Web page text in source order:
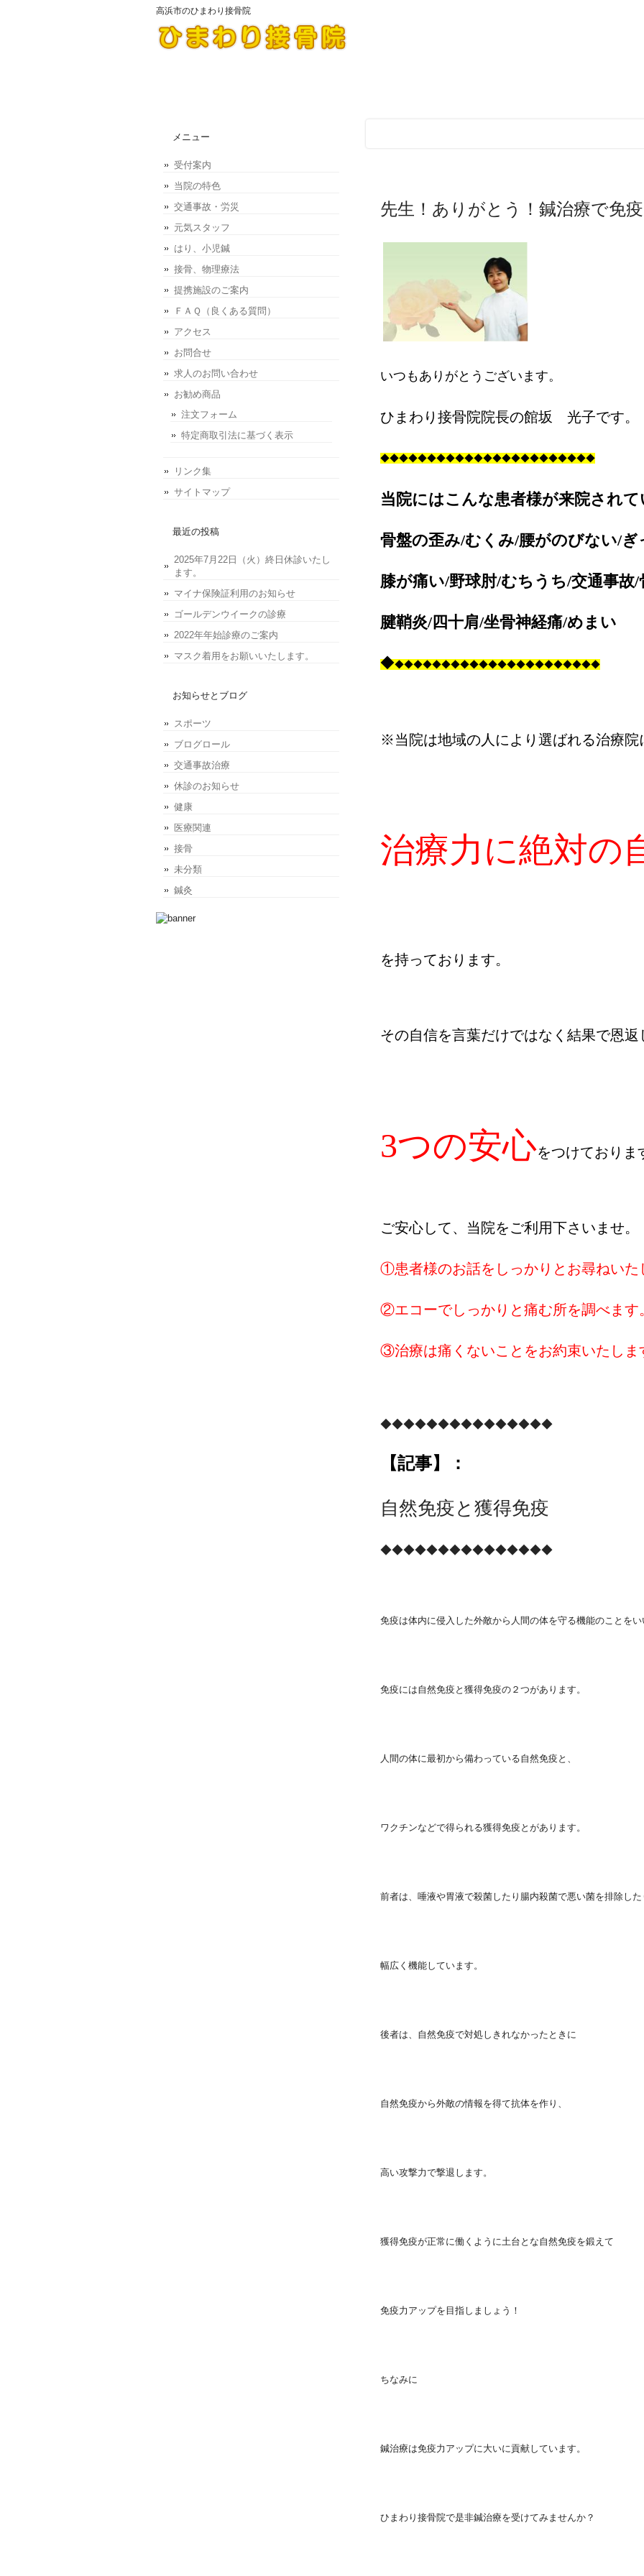
高浜市のひまわり接骨院
先生！ありがとう！鍼治療で免
いつもありがとうございます。
ひまわり接骨院院長の館坂 光子です。
◆◆◆◆◆◆◆◆◆◆◆◆◆◆◆◆◆◆◆◆◆◆◆
当院にはこんな患者様が来院され
骨盤の歪み/むくみ/腰がのびない/ぎ
膝が痛い/野球肘/むちうち/交通事故/
腱鞘炎/四十肩/坐骨神経痛/めまい
◆◆◆◆◆◆◆◆◆◆◆◆◆◆◆◆◆◆◆◆◆◆◆
※当院は地域の人により選ばれる治療院
治療力に絶対の
を持っております。
その自信を言葉だけではなく結果で恩
3つの安心をつけておりま
ご安心して、当院をご利用下さいませ。
①患者様のお話をしっかりとお尋ねいた
②エコーでしっかりと痛む所を調べます
③治療は痛くないことをお約束いたしま
◆◆◆◆◆◆◆◆◆◆◆◆◆◆◆
【記事】：
自然免疫と獲得免疫
◆◆◆◆◆◆◆◆◆◆◆◆◆◆◆
免疫は体内に侵入した外敵から人間の体を守る機能のことを
免疫には自然免疫と獲得免疫の２つがあります。
人間の体に最初から備わっている自然免疫と、
ワクチンなどで得られる獲得免疫とがあります。
前者は、唾液や胃液で殺菌したり腸内殺菌で悪い菌を排除した
幅広く機能しています。
後者は、自然免疫で対処しきれなかったときに
自然免疫から外敵の情報を得て抗体を作り、
高い攻撃力で撃退します。
獲得免疫が正常に働くように土台とな自然免疫を鍛えて
免疫力アップを目指しましょう！
ちなみに
鍼治療は免疫力アップに大いに貢献しています。
ひまわり接骨院で是非鍼治療を受けてみませんか？
メニュー
受付案内
当院の特色
交通事故・労災
元気スタッフ
はり、小児鍼
接骨、物理療法
提携施設のご案内
ＦＡＱ（良くある質問）
アクセス
お問合せ
求人のお問い合わせ
お勧め商品
注文フォーム
特定商取引法に基づく表示
リンク集
サイトマップ
最近の投稿
2025年7月22日（火）終日休診いたし
ます。
マイナ保険証利用のお知らせ
ゴールデンウイークの診療
2022年年始診療のご案内
マスク着用をお願いいたします。
お知らせとブログ
スポーツ
ブログロール
交通事故治療
休診のお知らせ
健康
医療関連
接骨
未分類
鍼灸